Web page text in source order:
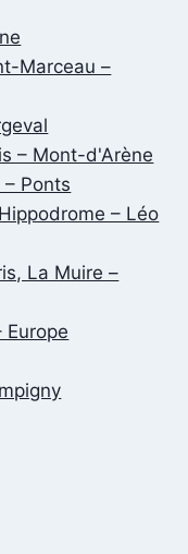
Marceau –
– Mont-d'Arène
Ponts
– Léo
La Muire –
Europe